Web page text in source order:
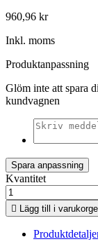
960,96 kr
Inkl. moms
Produktanpassning
Glöm inte att spara
kundvagnen
Spara anpassning
Kvantitet
 Lägg till i